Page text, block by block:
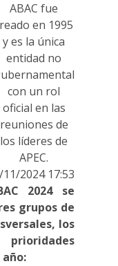
ABAC fue
en 1995
y es la única
entidad no
con un rol
oficial en las
reuniones de
los líderes de
APEC.
11/2024 17:53
2024 se
grupos de
los